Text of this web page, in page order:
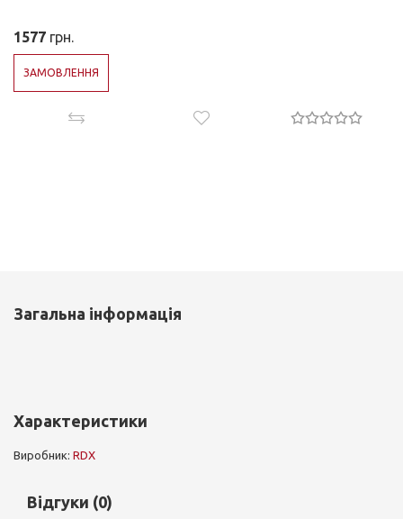
1577 грн.
ЗАМОВЛЕННЯ
Загальна інформація
Характеристики
Виробник: RDX
Відгуки (0)